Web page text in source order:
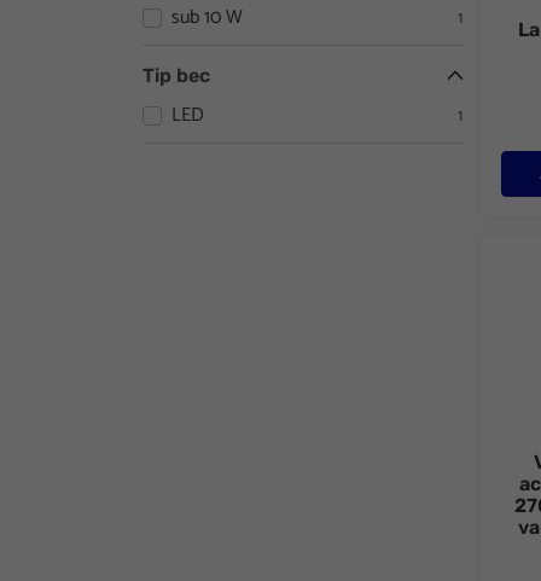
sub 10 W 1
Tip bec
LED 1